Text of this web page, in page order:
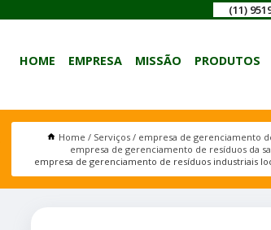
(11)
HOME EMPRESA MISSÃO PRODUTOS
Home Serviços
empresa de gerenciamento
empresa de gerenciamento de resíduos da
empresa de gerenciamento de resíduos industriais